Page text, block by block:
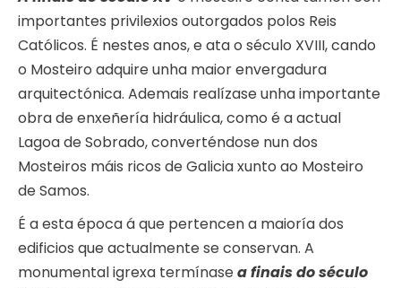
importantes privilexios outorgados polos Reis
Católicos. É nestes anos, e ata o século XVIII, cando
o Mosteiro adquire unha maior envergadura
arquitectónica. Ademais realízase unha importante
obra de enxeñería hidráulica, como é a actual
Lagoa de Sobrado, converténdose nun dos
Mosteiros máis ricos de Galicia xunto ao Mosteiro
de Samos.
É a esta época á que pertencen a maioría dos
edificios que actualmente se conservan. A
monumental igrexa termínasea finais do século